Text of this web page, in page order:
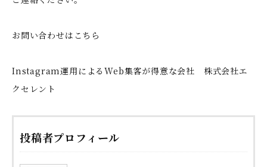
お問い合わせはこちら
Instagram運用によるWeb集客が得意な会社 株式会社エ
クセレント
投稿者プロフィール